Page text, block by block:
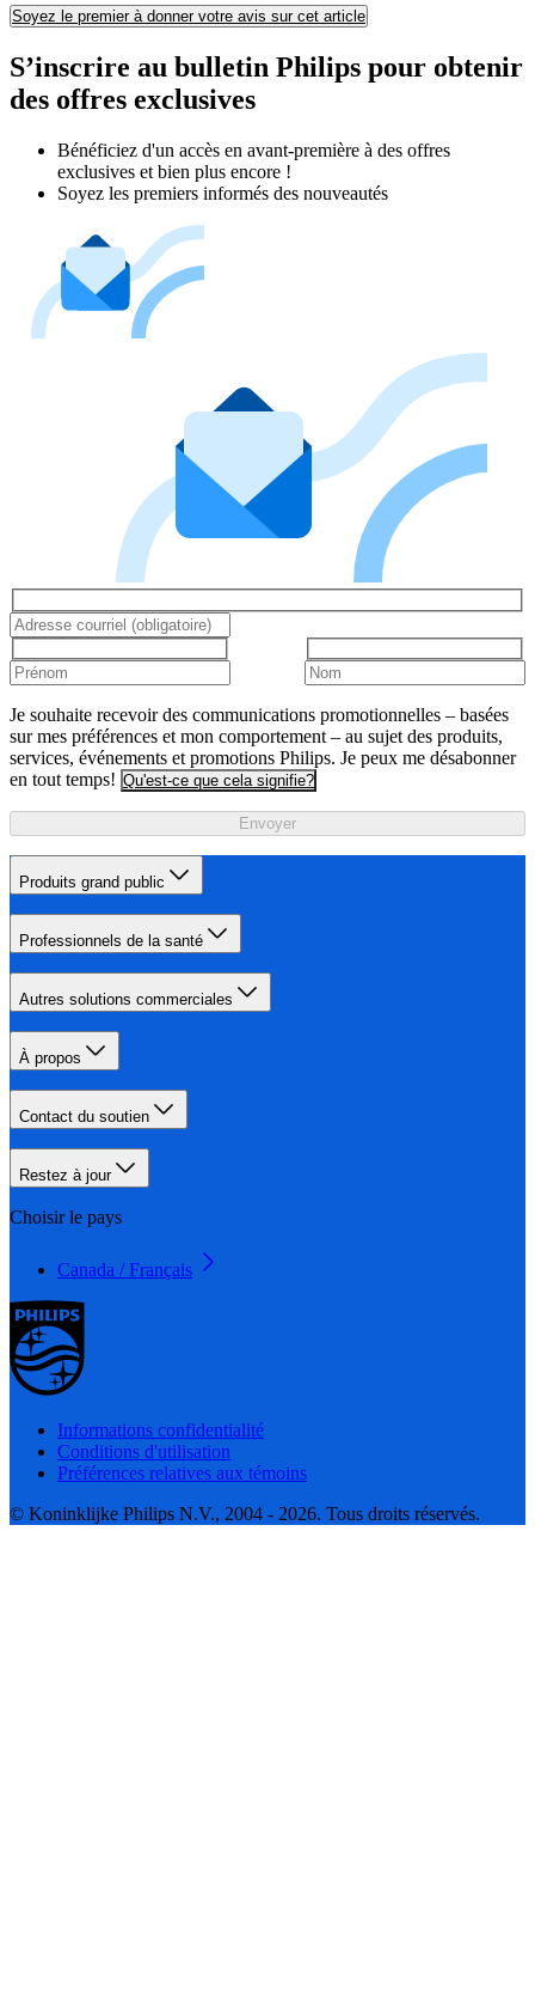
Soyez le premier à donner votre avis sur cet article
S’inscrire au bulletin Philips pour obtenir
des offres exclusives
Bénéficiez d'un accès en avant-première à des offres
exclusives et bien plus encore !
Soyez les premiers informés des nouveautés
Je souhaite recevoir des communications promotionnelles – basées
sur mes préférences et mon comportement – au sujet des produits,
services, événements et promotions Philips. Je peux me désabonner
en tout temps! Qu'est-ce que cela signifie?
Envoyer
Produits grand public
Professionnels de la santé
Autres solutions commerciales
À propos
Contact du soutien
Restez à jour
Choisir le pays
Canada / Français
Informations confidentialité
Conditions d'utilisation
Préférences relatives aux témoins
© Koninklijke Philips N.V., 2004 - 2026. Tous droits réservés.